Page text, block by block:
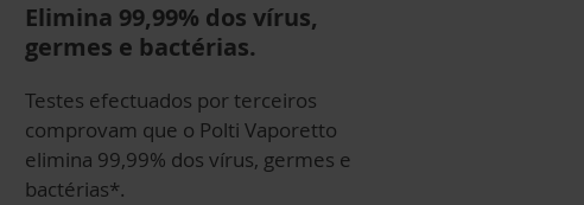
Elimina 99,99% dos vírus,
germes e bactérias.
Testes efectuados por terceiros
comprovam que o Polti Vaporetto
elimina 99,99% dos vírus, germes e
bactérias*.